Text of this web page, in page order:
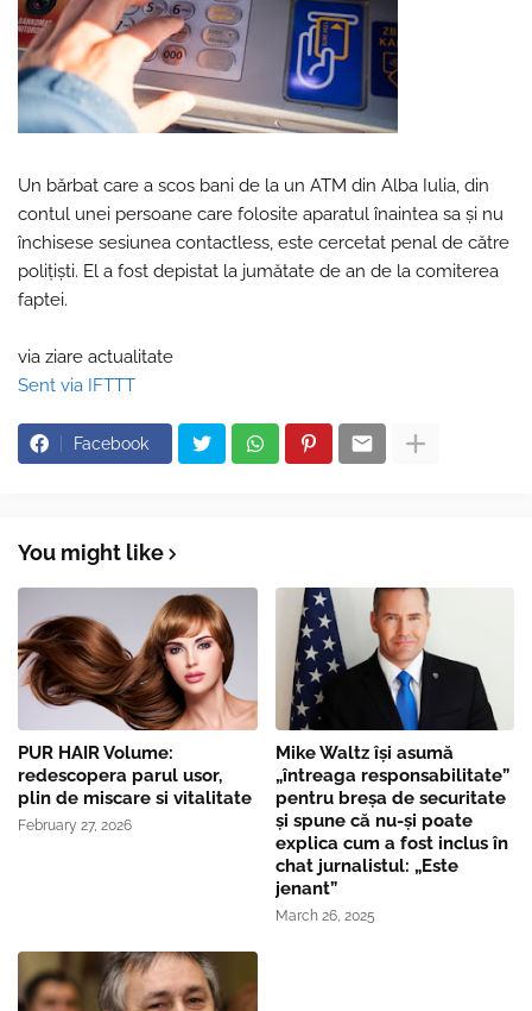
Un bărbat care a scos bani de la un ATM din Alba Iulia, din
contul unei persoane care folosite aparatul înaintea sa şi nu
închisese sesiunea contactless, este cercetat penal de către
poliţişti. El a fost depistat la jumătate de an de la comiterea
faptei.
via ziare actualitate
Sent via IFTTT
Facebook
You might like
PUR HAIR Volume:
redescopera parul usor,
plin de miscare si vitalitate
February 27, 2026
Mike Waltz îşi asumă
„întreaga responsabilitate”
pentru breşa de securitate
și spune că nu-și poate
explica cum a fost inclus în
chat jurnalistul: „Este
jenant”
March 26, 2025